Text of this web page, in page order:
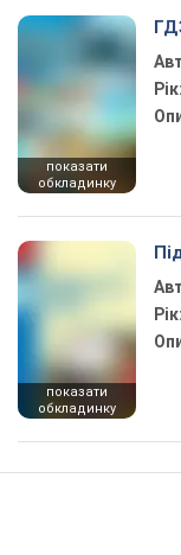
показати
обкладинку
Рік:
показати
обкладинку
Рік: